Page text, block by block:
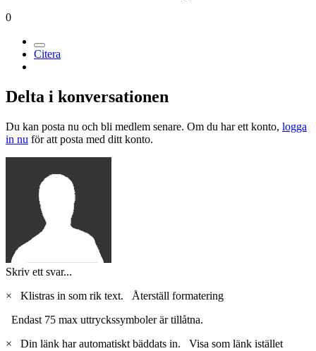
0
Citera
Delta i konversationen
Du kan posta nu och bli medlem senare. Om du har ett konto, logga
in nu för att posta med ditt konto.
Skriv ett svar...
×
Klistras in som rik text. Återställ formatering
Endast 75 max uttryckssymboler är tillåtna.
×
Din länk har automatiskt bäddats in. Visa som länk istället